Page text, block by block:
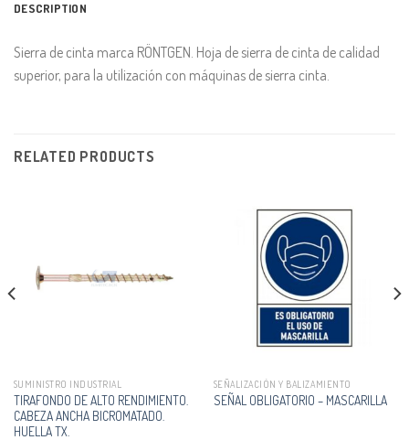
DESCRIPTION
Sierra de cinta marca RÖNTGEN. Hoja de sierra de cinta de calidad
superior, para la utilización con máquinas de sierra cinta.
RELATED PRODUCTS
SUMINISTRO INDUSTRIAL
TIRAFONDO DE ALTO RENDIMIENTO.
CABEZA ANCHA BICROMATADO.
HUELLA TX.
SEÑALIZACIÓN Y BALIZAMIENTO
SEÑAL OBLIGATORIO – MASCARILLA